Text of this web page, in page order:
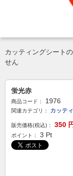
カッティングシート
せん
蛍光赤
商品コード： 1976
関連カテゴリ： カッテ
販売価格(税込)： 350
ポイント： 3 Pt